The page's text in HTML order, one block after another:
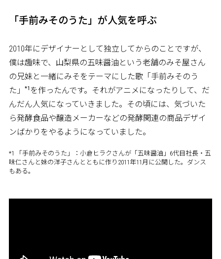
「手前みそのうた」が人気を呼ぶ
2010年にデザイナーとして独立してからのことですが、
僕は趣味で、山梨県の五味醤油という老舗のみそ屋さん
の兄妹と一緒にみそをテーマにした歌「手前みそのう
た」
*1 を作ったんです。それがアニメになったりして、だ
んだん人気になっていきました。その頃には、気づいた
ら発酵食品や醸造メーカーなどの発酵関連の商品デザイ
ンばかりをやるようになっていました。
*1 「手前みそのうた」：小倉ヒラクさんが「五味醤油」6代目社長・五
味仁さんと妹の洋子さんとともに作り2011年11月に公開した。ダンス
もある。